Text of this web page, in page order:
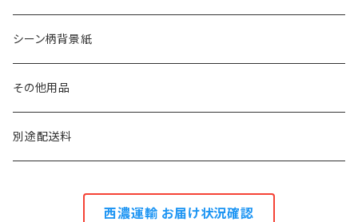
1.3m幅
0.9m幅
11m巻き
5.5m巻き
2.7m巻き
シーン柄背景紙
その他用品
別途配送料
西濃運輸 お届け状況確認